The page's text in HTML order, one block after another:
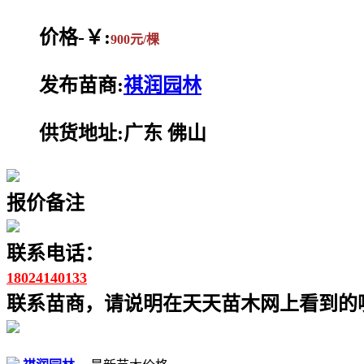
价格-￥:900元/棵
发布苗商:祺润园林
供货地址:广东 佛山
报价备注
联系电话：
18024140133
联系苗商，请说明在天天苗木网上看到的